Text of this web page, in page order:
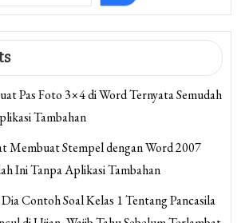
Pas Foto 3×4 di Word Ternyata Semudah
Tambahan
Membuat Stempel dengan Word 2007
Ini Tanpa Aplikasi Tambahan
Contoh Soal Kelas 1 Tentang Pancasila